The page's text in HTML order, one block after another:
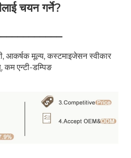
चयन गर्ने?
आकर्षक मूल्य, कस्टमाइजेसन स्वीकार
कम एन्टी-डम्पिङ